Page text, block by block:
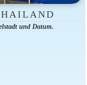
und Datum.